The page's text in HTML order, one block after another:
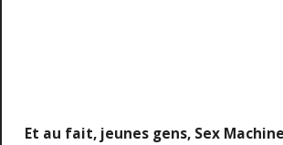
Et au fait, jeunes gens, Sex